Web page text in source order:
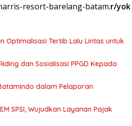
resort-barelang-batam.r/yok
Optimalisasi Tertib Lalu Lintas untuk
dan Sosialisasi PPGD Kepada
dalam Pelaporan
SPSI, Wujudkan Layanan Pajak